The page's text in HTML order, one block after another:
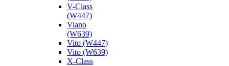
V-Class
(W447)
Viano
(W639)
Vito (W447)
Vito (W639)
X-Class